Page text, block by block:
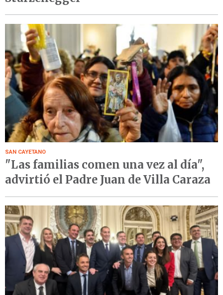
SAN CAYETANO
"Las familias comen una vez al día",
advirtió el Padre Juan de Villa Caraza